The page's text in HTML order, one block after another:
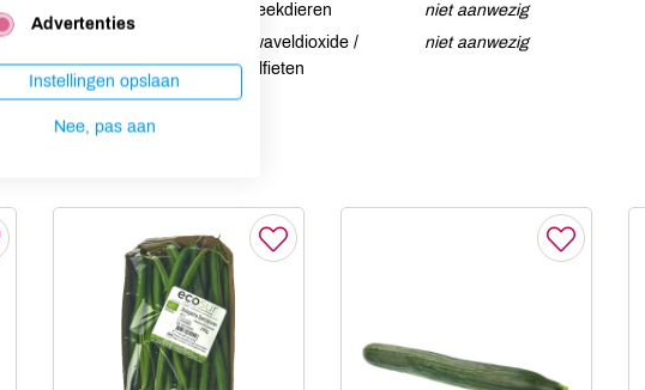
Weekdieren
niet aanwezig
Zwaveldioxide /
sulfieten
niet aanwezig
Advertenties
Instellingen opslaan
Nee, pas aan